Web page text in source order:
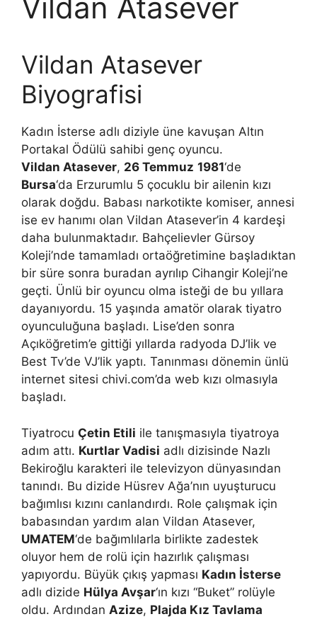
Vildan Atasever
Vildan Atasever
Biyografisi
Kadın İsterse adlı diziyle üne kavuşan Altın
Portakal Ödülü sahibi genç oyuncu.
Vildan Atasever, 26 Temmuz 1981‘de
Bursa‘da Erzurumlu 5 çocuklu bir ailenin kızı
olarak doğdu. Babası narkotikte komiser, annesi
ise ev hanımı olan Vildan Atasever’in 4 kardeşi
daha bulunmaktadır. Bahçelievler Gürsoy
Koleji’nde tamamladı ortaöğretimine başladıktan
bir süre sonra buradan ayrılıp Cihangir Koleji’ne
geçti. Ünlü bir oyuncu olma isteği de bu yıllara
dayanıyordu. 15 yaşında amatör olarak tiyatro
oyunculuğuna başladı. Lise’den sonra
Açıköğretim’e gittiği yıllarda radyoda DJ’lik ve
Best Tv’de VJ’lik yaptı. Tanınması dönemin ünlü
internet sitesi chivi.com’da web kızı olmasıyla
başladı.
Tiyatrocu Çetin Etili ile tanışmasıyla tiyatroya
adım attı. Kurtlar Vadisi adlı dizisinde Nazlı
Bekiroğlu karakteri ile televizyon dünyasından
tanındı. Bu dizide Hüsrev Ağa’nın uyuşturucu
bağımlısı kızını canlandırdı. Role çalışmak için
babasından yardım alan Vildan Atasever,
UMATEM‘de bağımlılarla birlikte zadestek
oluyor hem de rolü için hazırlık çalışması
yapıyordu. Büyük çıkış yapması Kadın İsterse
adlı dizide Hülya Avşar‘ın kızı “Buket” rolüyle
oldu. Ardından Azize, Plajda Kız Tavlama